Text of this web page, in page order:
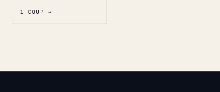
1 COUP →